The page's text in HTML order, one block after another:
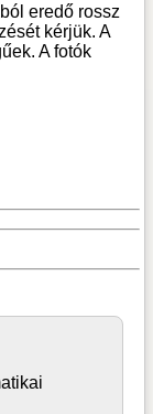
eredő rossz
kérjük. A
A fotók